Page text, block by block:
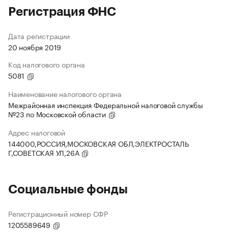
Регистрация ФНС
Дата регистрации
20 ноября 2019
Код налогового органа
5081
Наименование налогового органа
Межрайонная инспекция Федеральной налоговой службы
№23 по Московской области
Адрес налоговой
144000,РОССИЯ,МОСКОВСКАЯ ОБЛ,ЭЛЕКТРОСТАЛЬ
Г,СОВЕТСКАЯ УЛ,26А
Социальные фонды
Регистрационный номер СФР
1205589649